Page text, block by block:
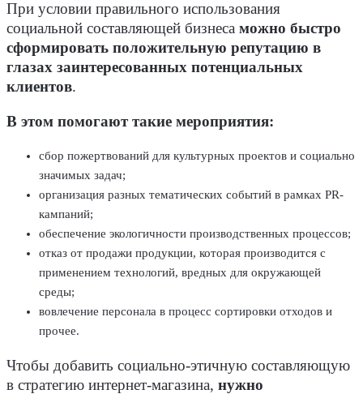
При условии правильного использования
социальной составляющей бизнеса можно быстро
сформировать положительную репутацию в
глазах заинтересованных потенциальных
клиентов.
В этом помогают такие мероприятия:
сбор пожертвований для культурных проектов и социально
значимых задач;
организация разных тематических событий в рамках PR-
кампаний;
обеспечение экологичности производственных процессов;
отказ от продажи продукции, которая производится с
применением технологий, вредных для окружающей
среды;
вовлечение персонала в процесс сортировки отходов и
прочее.
Чтобы добавить социально-этичную составляющую
в стратегию интернет-магазина, нужно